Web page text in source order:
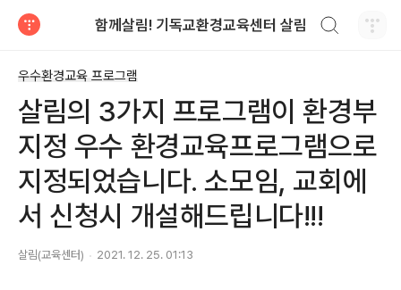
함께살림! 기독교환경교육센터 살림
우수환경교육 프로그램
살림의 3가지 프로그램이 환경부
지정 우수 환경교육프로그램으로
지정되었습니다. 소모임, 교회에
서 신청시 개설해드립니다!!!
살림(교육센터) 2021. 12. 25. 01:13